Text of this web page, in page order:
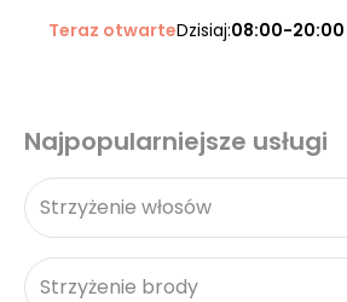
Teraz otwarteDzisiaj:08:00-20:00
Najpopularniejsze usługi
Strzyżenie włosów
Strzyżenie brody